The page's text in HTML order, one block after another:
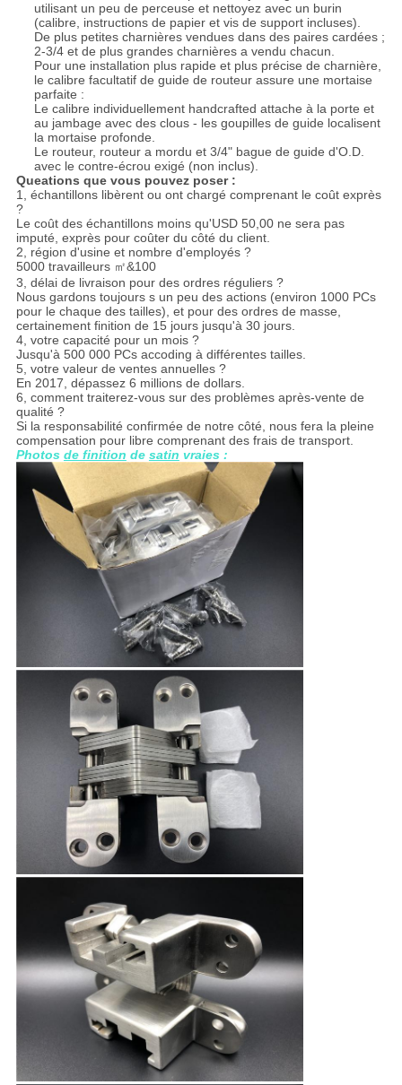
utilisant un peu de perceuse et nettoyez avec un burin
(calibre, instructions de papier et vis de support incluses).
De plus petites charnières vendues dans des paires cardées ;
2-3/4 et de plus grandes charnières a vendu chacun.
Pour une installation plus rapide et plus précise de charnière,
le calibre facultatif de guide de routeur assure une mortaise
parfaite :
Le calibre individuellement handcrafted attache à la porte et
au jambage avec des clous - les goupilles de guide localisent
la mortaise profonde.
Le routeur, routeur a mordu et 3/4" bague de guide d'O.D.
avec le contre-écrou exigé (non inclus).
Queations que vous pouvez poser :
1, échantillons libèrent ou ont chargé comprenant le coût exprès
?
Le coût des échantillons moins qu'USD 50,00 ne sera pas
imputé, exprès pour coûter du côté du client.
2, région d'usine et nombre d'employés ?
5000 travailleurs ㎡&100
3, délai de livraison pour des ordres réguliers ?
Nous gardons toujours s un peu des actions (environ 1000 PCs
pour le chaque des tailles), et pour des ordres de masse,
certainement finition de 15 jours jusqu'à 30 jours.
4, votre capacité pour un mois ?
Jusqu'à 500 000 PCs accoding à différentes tailles.
5, votre valeur de ventes annuelles ?
En 2017, dépassez 6 millions de dollars.
6, comment traiterez-vous sur des problèmes après-vente de
qualité ?
Si la responsabilité confirmée de notre côté, nous fera la pleine
compensation pour libre comprenant des frais de transport.
Photos de finition de satin vraies :